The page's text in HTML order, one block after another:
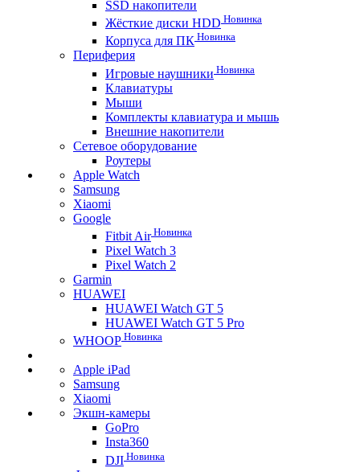
SSD накопители
Жёсткие диски HDD Новинка
Корпуса для ПК Новинка
Периферия
Игровые наушники Новинка
Клавиатуры
Мыши
Комплекты клавиатура и мышь
Внешние накопители
Сетевое оборудование
Роутеры
Apple Watch
Samsung
Xiaomi
Google
Fitbit AirНовинка
Pixel Watch 3
Pixel Watch 2
Garmin
HUAWEI
HUAWEI Watch GT 5
HUAWEI Watch GT 5 Pro
WHOOP Новинка
Apple iPad
Samsung
Xiaomi
Экшн-камеры
GoPro
Insta360
DJI Новинка